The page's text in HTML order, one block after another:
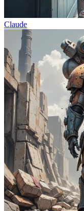
Claude